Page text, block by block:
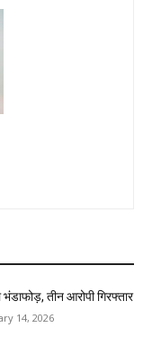
तीन आरोपी गिरफ्तार
14, 2026